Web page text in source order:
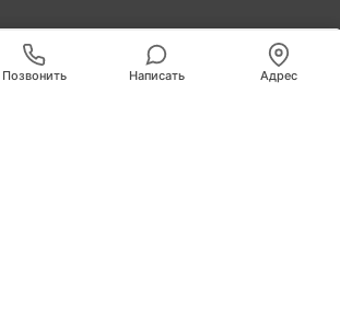
Позвонить Написать Адрес
cookies для быстрой и удобной
пользоваться сайтом, вы
обработки персональных данных.